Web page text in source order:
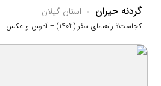
گردنه حیران استان گيلان
کجاست؟ راهنمای سفر (1402) + آدرس و عکس